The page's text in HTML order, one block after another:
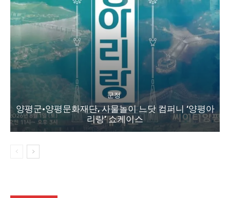
군정
양평군·양평문화재단, 사물놀이 느닷 컴퍼니 ‘양평아
리랑’ 쇼케이스